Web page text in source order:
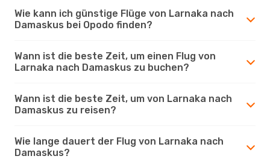
Wie kann ich günstige Flüge von Larnaka nach
Damaskus bei Opodo finden?
Wann ist die beste Zeit, um einen Flug von
Larnaka nach Damaskus zu buchen?
Wann ist die beste Zeit, um von Larnaka nach
Damaskus zu reisen?
Wie lange dauert der Flug von Larnaka nach
Damaskus?